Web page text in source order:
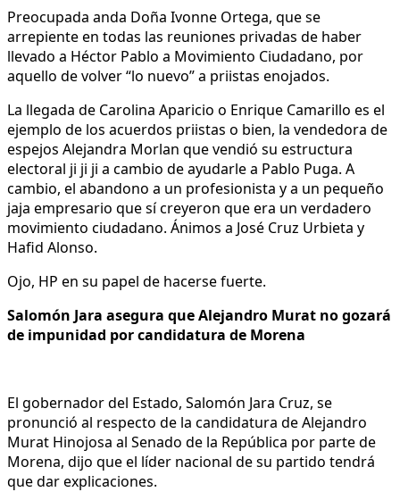
Preocupada anda Doña Ivonne Ortega, que se
arrepiente en todas las reuniones privadas de haber
llevado a Héctor Pablo a Movimiento Ciudadano, por
aquello de volver “lo nuevo” a priistas enojados.
La llegada de Carolina Aparicio o Enrique Camarillo es el
ejemplo de los acuerdos priistas o bien, la vendedora de
espejos Alejandra Morlan que vendió su estructura
electoral ji ji ji a cambio de ayudarle a Pablo Puga. A
cambio, el abandono a un profesionista y a un pequeño
jaja empresario que sí creyeron que era un verdadero
movimiento ciudadano. Ánimos a José Cruz Urbieta y
Hafid Alonso.
Ojo, HP en su papel de hacerse fuerte.
Salomón Jara asegura que Alejandro Murat no gozará
de impunidad por candidatura de Morena
El gobernador del Estado, Salomón Jara Cruz, se
pronunció al respecto de la candidatura de Alejandro
Murat Hinojosa al Senado de la República por parte de
Morena, dijo que el líder nacional de su partido tendrá
que dar explicaciones.